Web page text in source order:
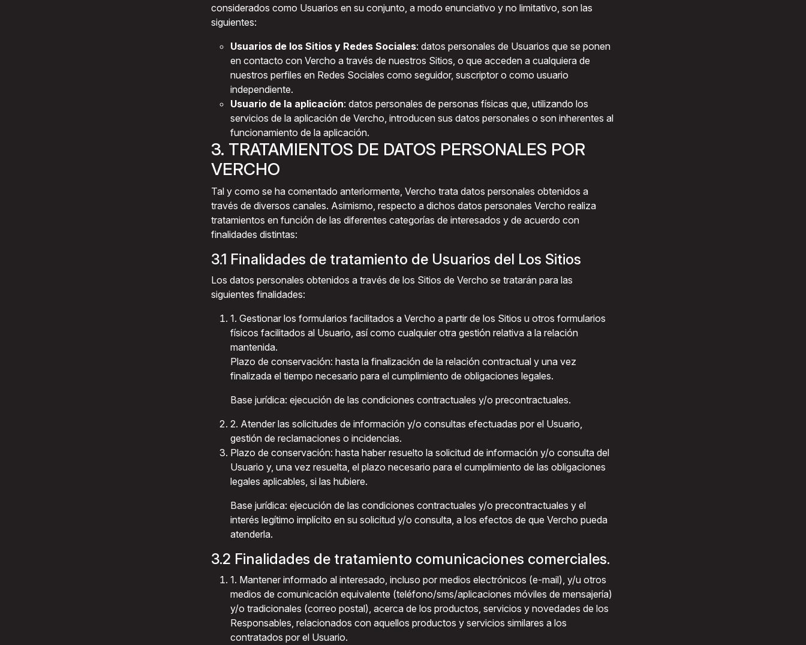
considerados como Usuarios en su conjunto, a modo enunciativo y no limitativo, son las
siguientes:
Usuarios de los Sitios y Redes Sociales: datos personales de Usuarios que se ponen
en contacto con Vercho a través de nuestros Sitios, o que acceden a cualquiera de
nuestros perfiles en Redes Sociales como seguidor, suscriptor o como usuario
independiente.
Usuario de la aplicación: datos personales de personas físicas que, utilizando los
servicios de la aplicación de Vercho, introducen sus datos personales o son inherentes al
funcionamiento de la aplicación.
3. TRATAMIENTOS DE DATOS PERSONALES POR
VERCHO
Tal y como se ha comentado anteriormente, Vercho trata datos personales obtenidos a
través de diversos canales. Asimismo, respecto a dichos datos personales Vercho realiza
tratamientos en función de las diferentes categorías de interesados y de acuerdo con
finalidades distintas:
3.1 Finalidades de tratamiento de Usuarios del Los Sitios
Los datos personales obtenidos a través de los Sitios de Vercho se tratarán para las
siguientes finalidades:
1. Gestionar los formularios facilitados a Vercho a partir de los Sitios u otros formularios
físicos facilitados al Usuario, así como cualquier otra gestión relativa a la relación
mantenida.
Plazo de conservación: hasta la finalización de la relación contractual y una vez
finalizada el tiempo necesario para el cumplimiento de obligaciones legales.
Base jurídica: ejecución de las condiciones contractuales y/o precontractuales.
2. Atender las solicitudes de información y/o consultas efectuadas por el Usuario,
gestión de reclamaciones o incidencias.
Plazo de conservación: hasta haber resuelto la solicitud de información y/o consulta del
Usuario y, una vez resuelta, el plazo necesario para el cumplimiento de las obligaciones
legales aplicables, si las hubiere.
Base jurídica: ejecución de las condiciones contractuales y/o precontractuales y el
interés legítimo implícito en su solicitud y/o consulta, a los efectos de que Vercho pueda
atenderla.
3.2 Finalidades de tratamiento comunicaciones comerciales.
1. Mantener informado al interesado, incluso por medios electrónicos (e-mail), y/u otros
medios de comunicación equivalente (teléfono/sms/aplicaciones móviles de mensajería)
y/o tradicionales (correo postal), acerca de los productos, servicios y novedades de los
Responsables, relacionados con aquellos productos y servicios similares a los
contratados por el Usuario.